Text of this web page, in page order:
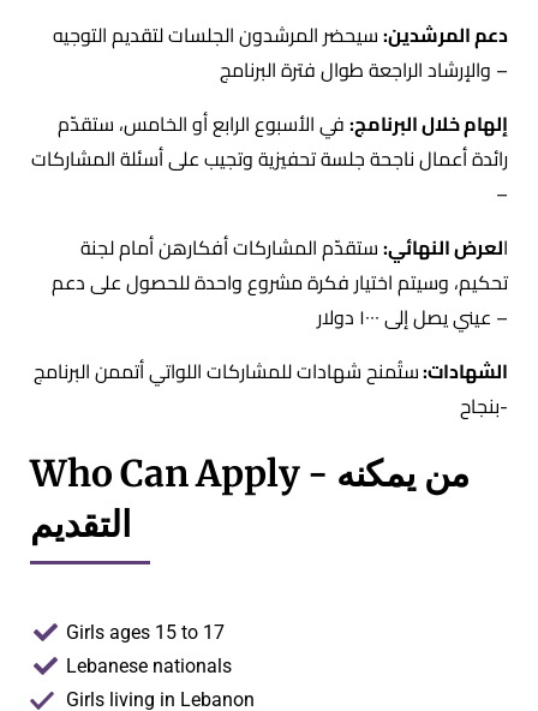
دعم المرشدين:سيحضر المرشدون الجلسات لتقديم التوجيه
والإرشاد الراجعة طوال فترة البرنامج –
إلهامخلالالبرنامج:في الأسبوع الرابع أو الخامس، ستقدّم
رائدة أعمال ناجحة جلسة تحفيزية وتجيب على أسئلة المشاركات
–
العرض النهائي:ستقدّم المشاركات أفكارهن أمام لجنة
تحكيم، وسيتم اختيار فكرة مشروع واحدةللحصول على دعم
عيني يصل إلى ١٠٠٠ دولار –
الشهادات:ستُمنح شهادات للمشاركات اللواتي أتممن البرنامج
بنجاح-
Who Can Apply - من يمكنه
التقديم
Girls ages 15 to 17
Lebanese nationals
Girls living in Lebanon